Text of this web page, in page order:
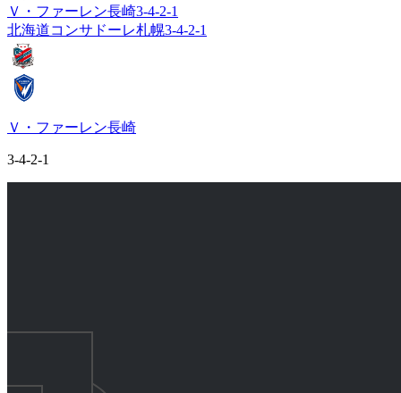
Ｖ・ファーレン長崎3-4-2-1
北海道コンサドーレ札幌3-4-2-1
Ｖ・ファーレン長崎
3-4-2-1